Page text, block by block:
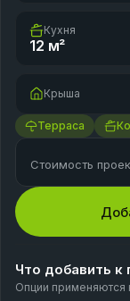
Кухня
12 м²
Крыша
Терраса
Стоимость
Что добавить к
Опции применяются